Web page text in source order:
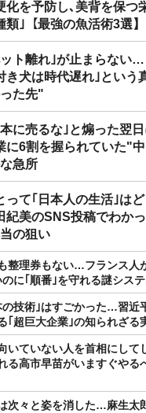
化を予防し､美背を保つ
類｣【最強の魚活術3選】
ト離れ｣が止まらない
き犬は時代遅れ｣という
た先"
に売るな｣と煽った翌
6割を握られていた"
急所
って｢日本人の生活｣は
美のSNS投稿でわか
の狙い
整理券もない…フランス人
に｢順番｣を守れる謎シス
技術｣はすごかった…習近
｢超巨大企業｣の知られざる
いていない人を首相にし
る高市早苗がいますぐやる
次々と姿を消した…麻生太